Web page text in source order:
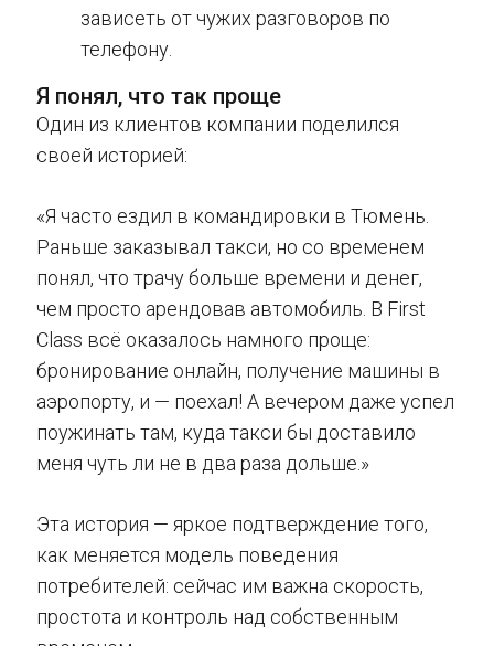
зависеть от чужих разговоров по
телефону.
Я понял, что так проще
Один из клиентов компании поделился
своей историей:
«Я часто ездил в командировки в Тюмень.
Раньше заказывал такси, но со временем
понял, что трачу больше времени и денег,
чем просто арендовав автомобиль. В First
Class всё оказалось намного проще:
бронирование онлайн, получение машины в
аэропорту, и — поехал! А вечером даже успел
поужинать там, куда такси бы доставило
меня чуть ли не в два раза дольше.»
Эта история — яркое подтверждение того,
как меняется модель поведения
потребителей: сейчас им важна скорость,
простота и контроль над собственным